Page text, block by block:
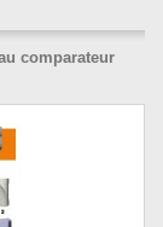
comparateur